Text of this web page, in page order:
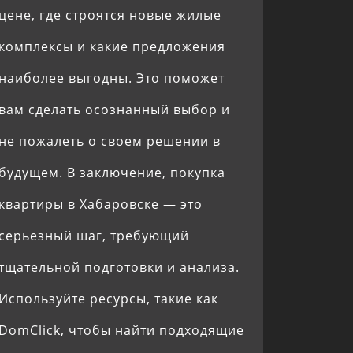
цене, где строятся новые жилые
комплексы и какие предложения
наиболее выгодны. Это поможет
вам сделать осознанный выбор и
не пожалеть о своем решении в
будущем. В заключение, покупка
квартиры в Хабаровске — это
серьезный шаг, требующий
подготовки и анализа.
Используйте ресурсы, такие как
DomClick, чтобы найти подходящие